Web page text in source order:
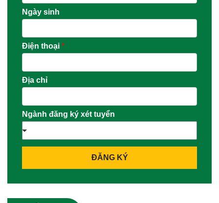
Ngày sinh
Điện thoại *
Địa chỉ
Ngành đăng ký xét tuyển
ĐĂNG KÝ